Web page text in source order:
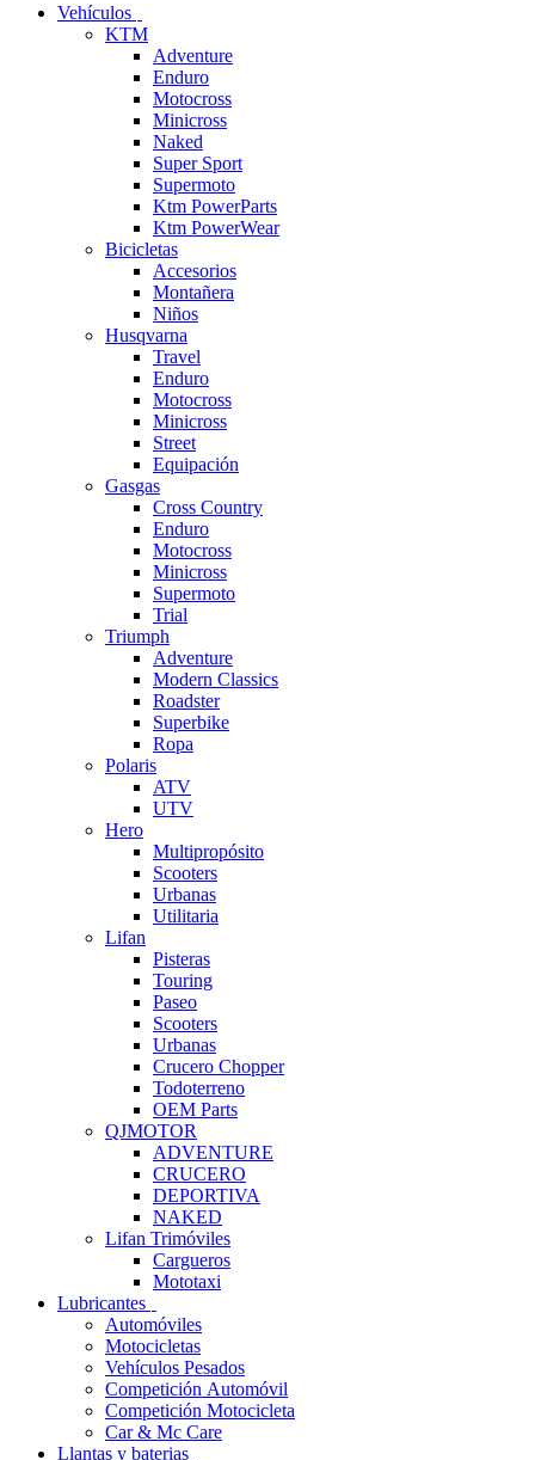
Vehículos
KTM
Adventure
Enduro
Motocross
Minicross
Naked
Super Sport
Supermoto
Ktm PowerParts
Ktm PowerWear
Bicicletas
Accesorios
Montañera
Niños
Husqvarna
Travel
Enduro
Motocross
Minicross
Street
Equipación
Gasgas
Cross Country
Enduro
Motocross
Minicross
Supermoto
Trial
Triumph
Adventure
Modern Classics
Roadster
Superbike
Ropa
Polaris
ATV
UTV
Hero
Multipropósito
Scooters
Urbanas
Utilitaria
Lifan
Pisteras
Touring
Paseo
Scooters
Urbanas
Crucero Chopper
Todoterreno
OEM Parts
QJMOTOR
ADVENTURE
CRUCERO
DEPORTIVA
NAKED
Lifan Trimóviles
Cargueros
Mototaxi
Lubricantes
Automóviles
Motocicletas
Vehículos Pesados
Competición Automóvil
Competición Motocicleta
Car & Mc Care
Llantas y baterias